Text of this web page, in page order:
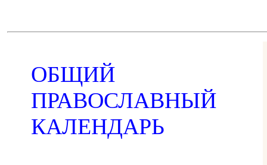
ОБЩИЙ
ПРАВОСЛАВНЫЙ
КАЛЕНДАРЬ